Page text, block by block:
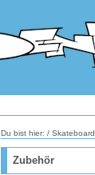
Du bist hier: / Skateboard
Zubehör